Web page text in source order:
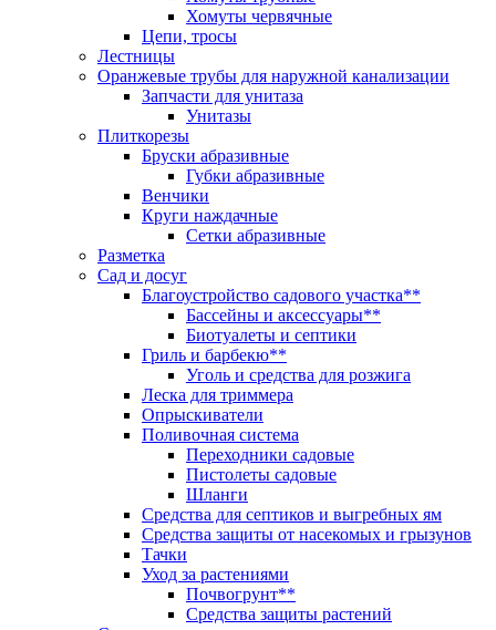
Хомуты червячные
Цепи, тросы
Лестницы
Оранжевые трубы для наружной канализации
Запчасти для унитаза
Унитазы
Плиткорезы
Бруски абразивные
Губки абразивные
Венчики
Круги наждачные
Сетки абразивные
Разметка
Сад и досуг
Благоустройство садового участка**
Бассейны и аксессуары**
Биотуалеты и септики
Гриль и барбекю**
Уголь и средства для розжига
Леска для триммера
Опрыскиватели
Поливочная система
Переходники садовые
Пистолеты садовые
Шланги
Средства для септиков и выгребных ям
Средства защиты от насекомых и грызунов
Тачки
Уход за растениями
Почвогрунт**
Средства защиты растений